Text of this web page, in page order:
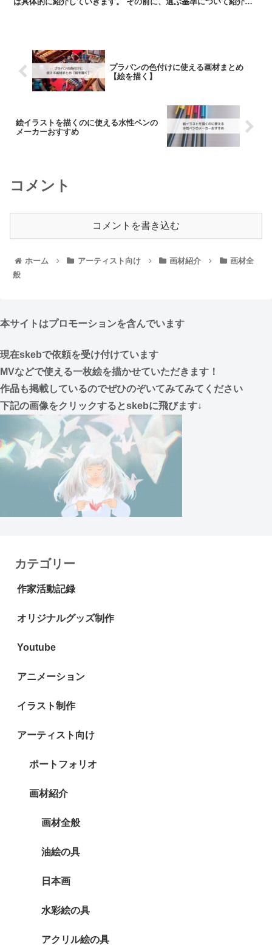
プラバンの色付けに使える画材まとめ
【絵を描く】
絵イラストを描くのに使える水性ペンの
メーカーおすすめ
コメント
コメントを書き込む
ホーム アーティスト向け 画材紹介
画材全
般
本サイトはプロモーションを含んでいます
現在skebで依頼を受け付けています
MVなどで使える一枚絵を描かせていただきます！
作品も掲載しているのでぜひのぞいてみてみてください
下記の画像をクリックするとskebに飛びます↓
カテゴリー
作家活動記録
オリジナルグッズ制作
Youtube
アニメーション
イラスト制作
アーティスト向け
ポートフォリオ
画材紹介
画材全般
油絵の具
日本画
水彩絵の具
アクリル絵の具